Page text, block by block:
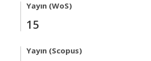
Yayın (WoS)
15
Yayın (Scopus)